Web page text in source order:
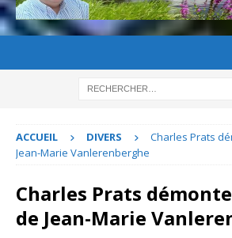
ACCUEIL DIVERS
Charles Prats
Jean-Marie Vanlerenberghe
Charles Prats
de Jean-Marie